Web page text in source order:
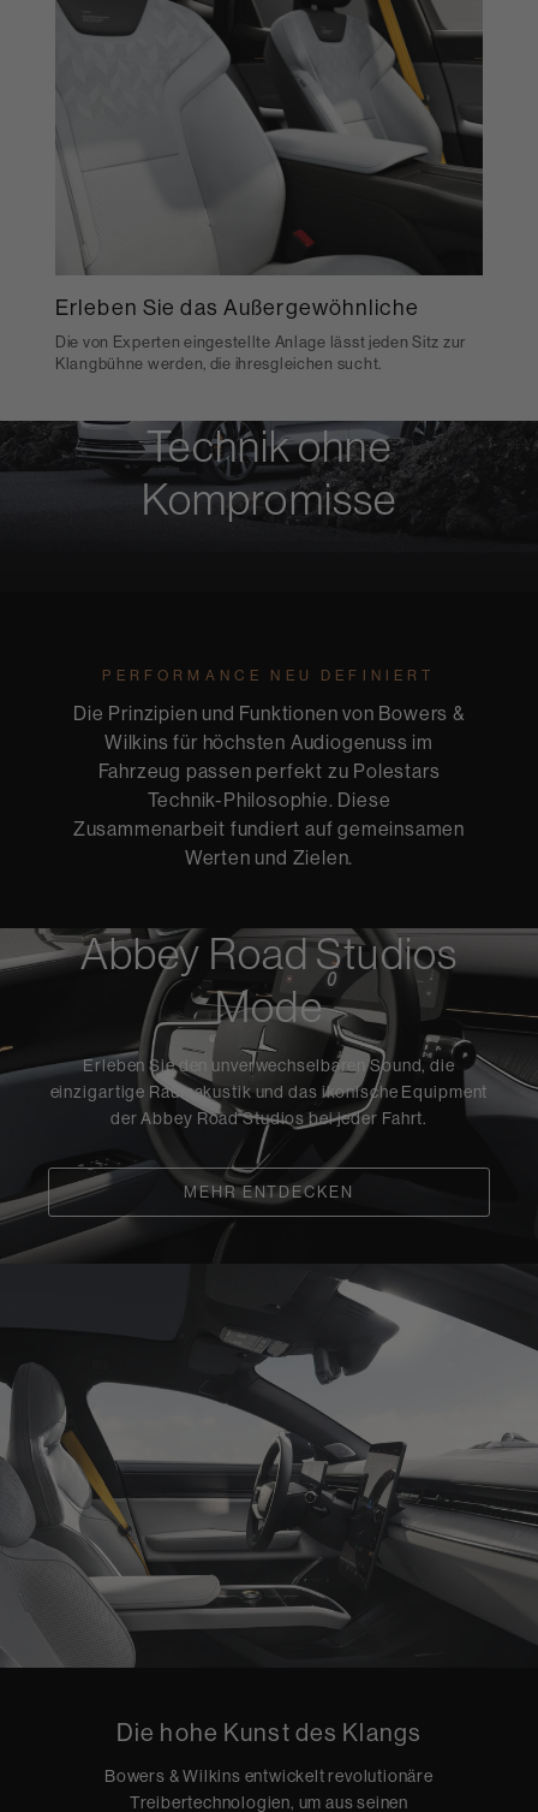
Erleben Sie das Außergewöhnliche
Die von Experten eingestellte Anlage lässt jeden Sitz zur
Klangbühne werden, die ihresgleichen sucht.
Technik ohne
Kompromisse
PERFORMANCE NEU DEFINIERT
Die Prinzipien und Funktionen von Bowers &
Wilkins für höchsten Audiogenuss im
Fahrzeug passen perfekt zu Polestars
Technik-Philosophie. Diese
Zusammenarbeit fundiert auf gemeinsamen
Werten und Zielen.
Abbey Road Studios
Mode
Erleben Sie den unverwechselbaren Sound, die
einzigartige Raumakustik und das ikonische Equipment
der Abbey Road Studios bei jeder Fahrt.
MEHR ENTDECKEN
Die hohe Kunst des Klangs
Bowers & Wilkins entwickelt revolutionäre
Treibertechnologien, um aus seinen